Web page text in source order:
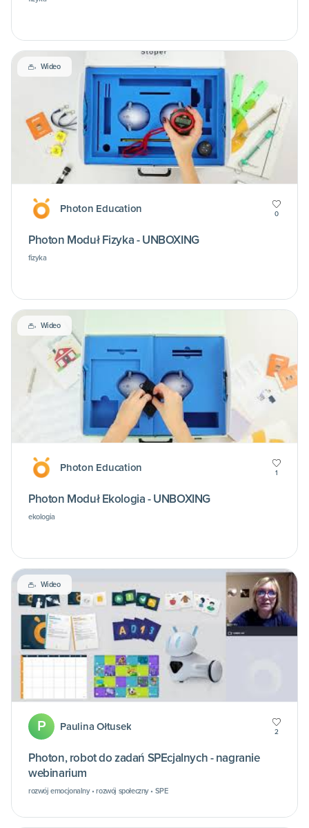
Wideo
Photon Education 0
Photon Moduł Fizyka - UNBOXING
fizyka
Wideo
Photon Education 1
Photon Moduł Ekologia - UNBOXING
ekologia
Wideo
P Paulina Ołtusek 2
Photon, robot do zadań SPEcjalnych - nagranie
webinarium
rozwój emocjonalny • rozwój społeczny • SPE